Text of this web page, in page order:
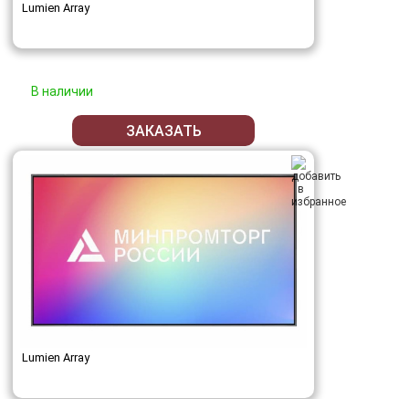
Lumien Array
В наличии
ЗАКАЗАТЬ
Lumien Array